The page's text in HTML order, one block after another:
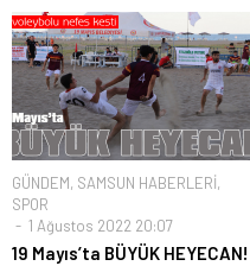
GÜNDEM, SAMSUN HABERLERİ,
SPOR
1 Ağustos 2022 20:07
19 Mayıs’ta BÜYÜK HEYECAN!